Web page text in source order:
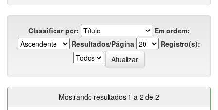
Classificar por:
Em ordem:
Resultados/Página
Registro(s):
Mostrando resultados 1 a 2 de 2